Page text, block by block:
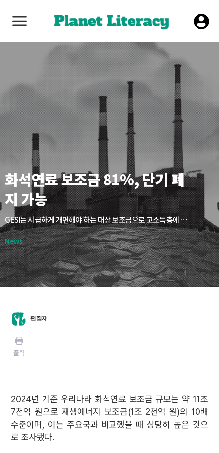
화석연료 보조금 81%, 단기 폐
지 가능
GESI는 시급하게 개편해야 하는 대상 보조금으로 고소득층에 혜택이 집중되는 유류세 한시적 인하 조치(4.7조 원), 전기차 전환에 비효율적인 수소차 및 하이브리드차 지원(1.2조 원), 화석연료 사용량에 연동된 방식으로 지급되는 유가보조금 및 농업용 면세유(1.9조 원) 그리고 탄소중립 목표와 상충하는 국내외 석유·가스전 개발사업(0.12조 원)을 꼽았다.
News
편집자
출력
2024년 기준 우리나라 화석연료 보조금 규모는 약 11조
7천억 원으로 재생에너지 보조금(1조 2천억 원)의 10배
수준이며, 이는 주요국과 비교했을 때 상당히 높은 것으
로 조사됐다.